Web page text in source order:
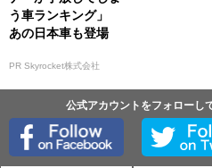
う車ランキング」
あの日本車も登場
PR Skyrocket株式会社
公式アカウントをフォローし